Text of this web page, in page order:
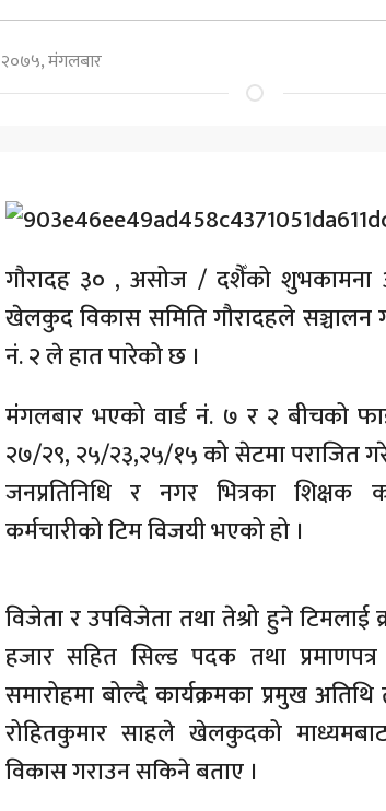
मंगलबार
गौरादह ३० , असोज / दशैँको शुभकामना
खेलकुद विकास समिति गौरादहले सञ्चालन
नं. २ ले हात पारेको छ ।
मंंगलबार भएको वार्ड नं. ७ र २ बीचको
२७/२९, २५/२३,२५/१५ को सेटमा पराजित
जनप्रतिनिधि र नगर भित्रका शिक्षक
कर्मचारीको टिम विजयी भएको हो ।
विजेता र उपविजेता तथा तेश्रो हुने
हजार सहित सिल्ड पदक तथा
समारोहमा बोल्दै कार्यक्रमका प्रमुख
रोहितकुमार साहले खेलकुदको
विकास गराउन सकिने बताए ।